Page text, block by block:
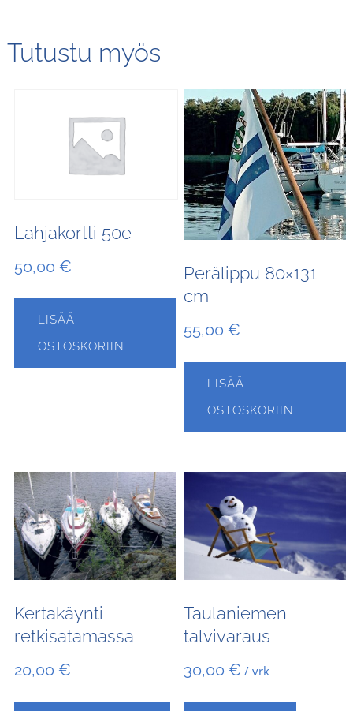
Tutustu myös
Lahjakortti 50e
50,00 €
LISÄÄ
OSTOSKORIIN
Perälippu 80×131
cm
55,00 €
LISÄÄ
OSTOSKORIIN
Kertakäynti
retkisatamassa
20,00 €
Taulaniemen
talvivaraus
30,00 € / vrk